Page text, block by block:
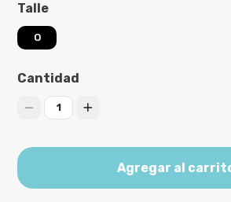
Talle
O
Cantidad
1
Agregar al